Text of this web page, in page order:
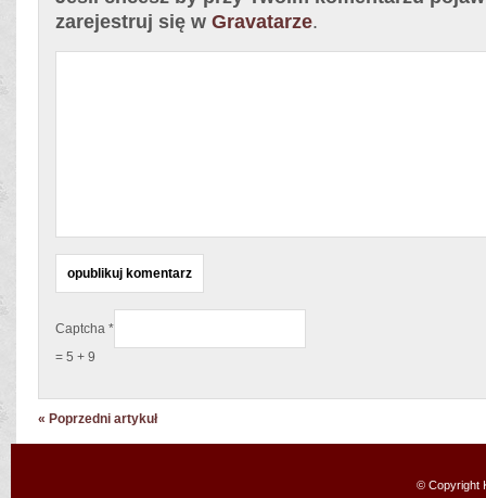
zarejestruj się w Gravatarze.
Captcha *
= 5 + 9
« Poprzedni artykuł
© Copyright